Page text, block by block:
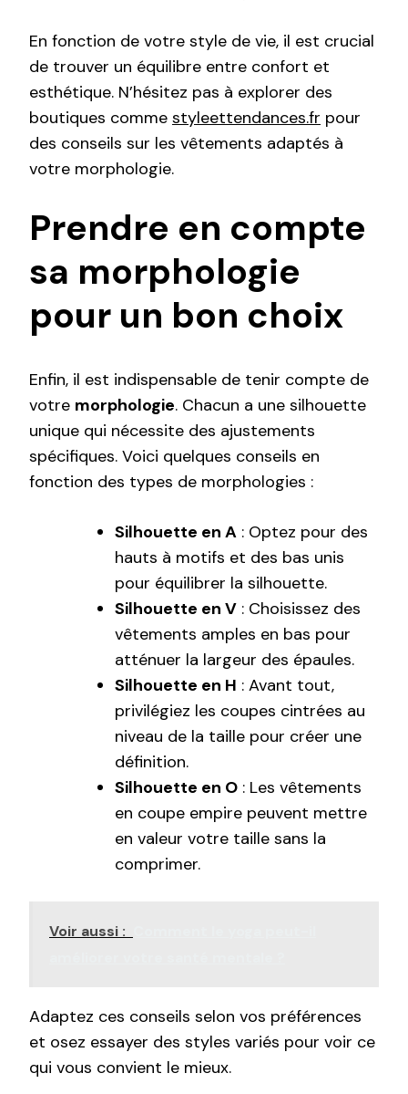
En fonction de votre style de vie, il est crucial
de trouver un équilibre entre confort et
esthétique. N’hésitez pas à explorer des
boutiques comme styleettendances.fr pour
des conseils sur les vêtements adaptés à
votre morphologie.
Prendre en compte
sa morphologie
pour un bon choix
Enfin, il est indispensable de tenir compte de
votre morphologie. Chacun a une silhouette
unique qui nécessite des ajustements
spécifiques. Voici quelques conseils en
fonction des types de morphologies :
Silhouette en A : Optez pour des
hauts à motifs et des bas unis
pour équilibrer la silhouette.
Silhouette en V : Choisissez des
vêtements amples en bas pour
atténuer la largeur des épaules.
Silhouette en H : Avant tout,
privilégiez les coupes cintrées au
niveau de la taille pour créer une
définition.
Silhouette en O : Les vêtements
en coupe empire peuvent mettre
en valeur votre taille sans la
comprimer.
Voir aussi :
Adaptez ces conseils selon vos préférences
et osez essayer des styles variés pour voir ce
qui vous convient le mieux.